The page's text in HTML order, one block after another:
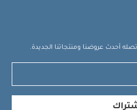
أحدث عروضنا ومنتجاتنا الجديدة.